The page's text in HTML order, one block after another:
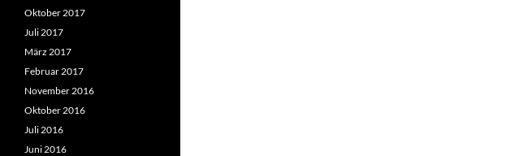
Oktober 2017
Juli 2017
März 2017
Februar 2017
November 2016
Oktober 2016
Juli 2016
Juni 2016